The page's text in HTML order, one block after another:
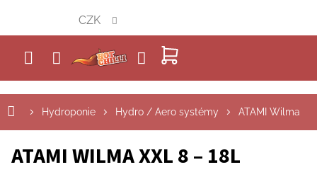
obsah
NÁKUPNÍ
KOŠÍK
CZK
Hydroponie Hydro / Aero systémy ATAMI Wilma
ATAMI WILMA XXL 8 – 18L